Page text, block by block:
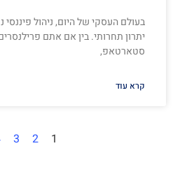
בעולם העסקי של היום, ניהול
יתרון תחרותי. בין אם אתם
סטארטאפ,
קרא עוד
1
2
3